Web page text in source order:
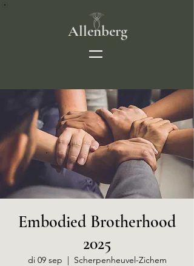
Allenberg
Embodied Brotherhood
2025
di 09 sep
  |
Scherpenheuvel-Zichem